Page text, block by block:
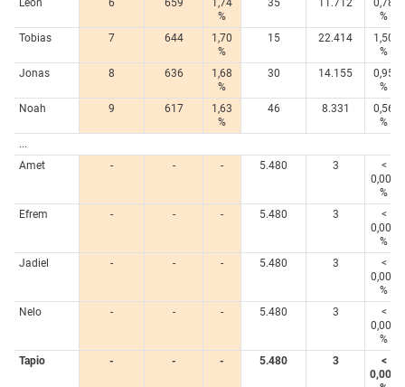
%
%
Tobias
7 644
1,70
%
15 22.414
1,50
%
Jonas
8 636
1,68
%
30 14.155
0,95
%
Noah
9 617
1,63
%
46 8.331
0,56
%
...
Amet
- - - 5.480 3
<
0,005
%
Efrem
- - - 5.480 3
<
0,005
%
Jadiel
- - - 5.480 3
<
0,005
%
Nelo
- - - 5.480 3
<
0,005
%
Tapio
- - - 5.480 3
<
0,005